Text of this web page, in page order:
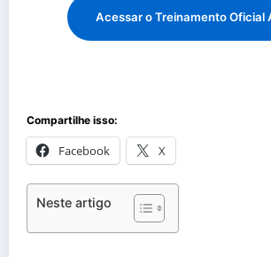
Acessar o Treinamento Oficial
Compartilhe isso:
Facebook X
Neste artigo